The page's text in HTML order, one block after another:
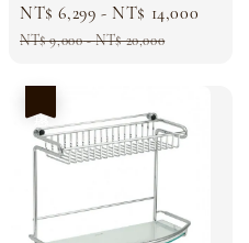
Sale
price
NT$ 6,299 - NT$ 14,000
NT$ 9,000-NT$ 20,000